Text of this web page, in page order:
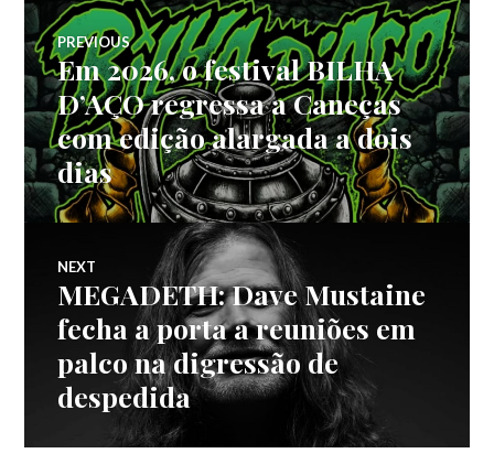
Navegação
de
artigos
PREVIOUS
Previous
post:
Em 2026, o festival BILHA
D’AÇO regressa a Caneças
com edição alargada a dois
dias
NEXT
Next
post:
MEGADETH: Dave Mustaine
fecha a porta a reuniões em
palco na digressão de
despedida